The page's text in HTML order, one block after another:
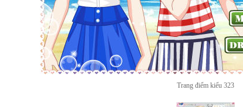
Trang điểm kiểu 323